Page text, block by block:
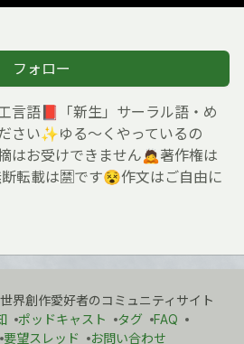
フォロー
言語📕「新生」サーラル語・め
さい✨ゆる〜くやっているの
はお受けできません🙇著作権は
転載は🈲です😵作文はご自由に
創作愛好者のコミュニティサイト
ポッドキャスト タグ
FAQ
要望スレッド お問い合わせ